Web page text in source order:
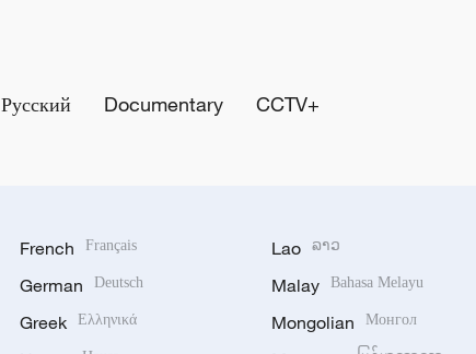
Русский Documentary CCTV+
French Français
German Deutsch
Greek Ελληνικά
Lao ລາວ
Malay Bahasa Melayu
Mongolian Монгол